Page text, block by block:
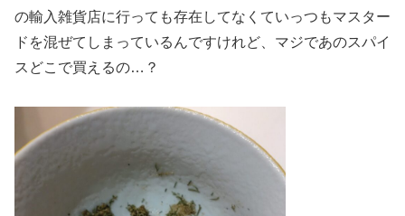
の輸入雑貨店に行っても存在してなくていっつもマスター
ドを混ぜてしまっているんですけれど、マジであのスパイ
スどこで買えるの…？